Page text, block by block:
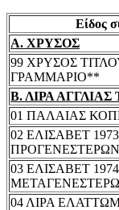
Είδος
Α. ΧΡΥΣΟΣ
99 ΧΡΥΣΟΣ
ΓΡΑΜΜΑΡΙΟ**
Β. ΛΙΡΑ ΑΓΓΛΙΑΣ
01 ΠΑΛΑΙΑΣ
02 ΕΛΙΣΑΒΕΤ
03 ΕΛΙΣΑΒΕΤ
04 ΛΙΡΑ